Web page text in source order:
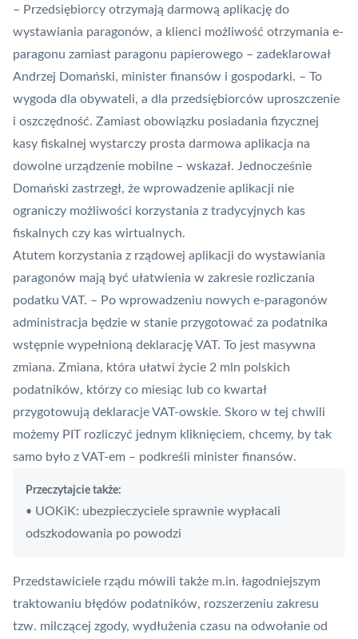
– Przedsiębiorcy otrzymają darmową aplikację do
wystawiania paragonów, a klienci możliwość otrzymania e-
paragonu zamiast paragonu papierowego – zadeklarował
Andrzej Domański, minister finansów i gospodarki. – To
wygoda dla obywateli, a dla przedsiębiorców uproszczenie
i oszczędność. Zamiast obowiązku posiadania fizycznej
kasy fiskalnej wystarczy prosta darmowa aplikacja na
dowolne urządzenie mobilne – wskazał. Jednocześnie
Domański zastrzegł, że wprowadzenie aplikacji nie
ograniczy możliwości korzystania z tradycyjnych kas
fiskalnych czy kas wirtualnych.
Atutem korzystania z rządowej aplikacji do wystawiania
paragonów mają być ułatwienia w zakresie rozliczania
podatku VAT. – Po wprowadzeniu nowych e-paragonów
administracja będzie w stanie przygotować za podatnika
wstępnie wypełnioną deklarację VAT. To jest masywna
zmiana. Zmiana, która ułatwi życie 2 mln polskich
podatników, którzy co miesiąc lub co kwartał
przygotowują deklaracje VAT-owskie. Skoro w tej chwili
możemy PIT rozliczyć jednym kliknięciem, chcemy, by tak
samo było z VAT-em – podkreśli minister finansów.
Przeczytajcie także:
• UOKiK: ubezpieczyciele sprawnie wypłacali
odszkodowania po powodzi
Przedstawiciele rządu mówili także m.in. łagodniejszym
traktowaniu błędów podatników, rozszerzeniu zakresu
tzw. milczącej zgody, wydłużenia czasu na odwołanie od